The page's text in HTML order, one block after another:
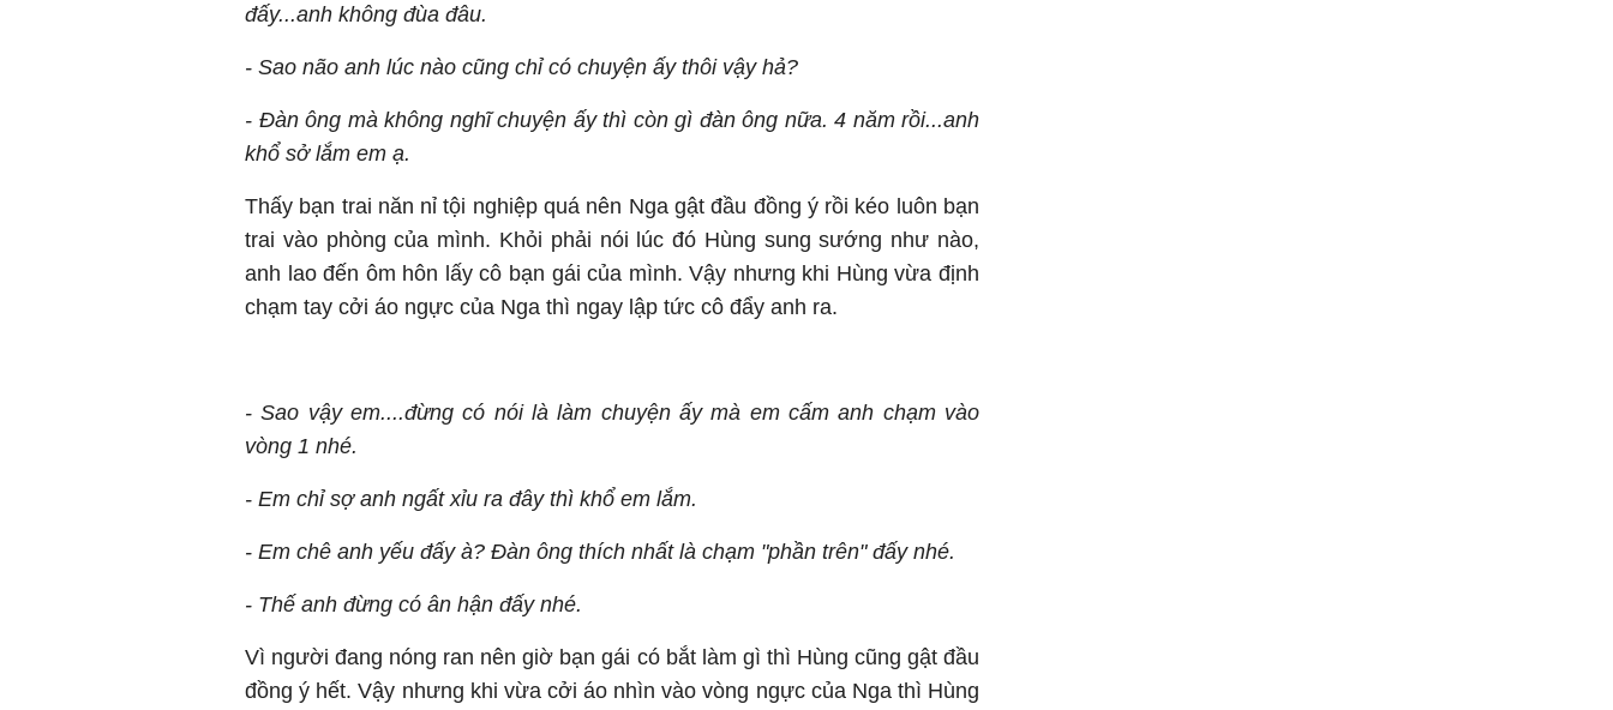
đấy...anh không đùa đâu.
- Sao não anh lúc nào cũng chỉ có chuyện ấy thôi vậy hả?
- Đàn ông mà không nghĩ chuyện ấy thì còn gì đàn ông nữa. 4 năm rồi...anh
khổ sở lắm em ạ.
Thấy bạn trai năn nỉ tội nghiệp quá nên Nga gật đầu đồng ý rồi kéo luôn bạn
trai vào phòng của mình. Khỏi phải nói lúc đó Hùng sung sướng như nào,
anh lao đến ôm hôn lấy cô bạn gái của mình. Vậy nhưng khi Hùng vừa định
chạm tay cởi áo ngực của Nga thì ngay lập tức cô đẩy anh ra.
- Sao vậy em....đừng có nói là làm chuyện ấy mà em cấm anh chạm vào
vòng 1 nhé.
- Em chỉ sợ anh ngất xỉu ra đây thì khổ em lắm.
- Em chê anh yếu đấy à? Đàn ông thích nhất là chạm "phần trên" đấy nhé.
- Thế anh đừng có ân hận đấy nhé.
Vì người đang nóng ran nên giờ bạn gái có bắt làm gì thì Hùng cũng gật đầu
đồng ý hết. Vậy nhưng khi vừa cởi áo nhìn vào vòng ngực của Nga thì Hùng